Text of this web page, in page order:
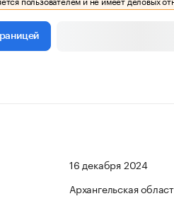
16 декабря 2024
Архангельская